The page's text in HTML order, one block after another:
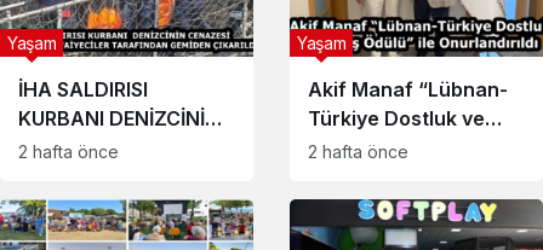
İHA SALDIRISI
KURBANI DENİZCİNİN
CENAZESİ
İTFAİYECİLER
TARAFINDAN
Yaşam
2 hafta önce
Akif Manaf “Lübnan-
Türkiye Dostluk ve
Barış Ödülü” ile
Yaşam
2 hafta önce